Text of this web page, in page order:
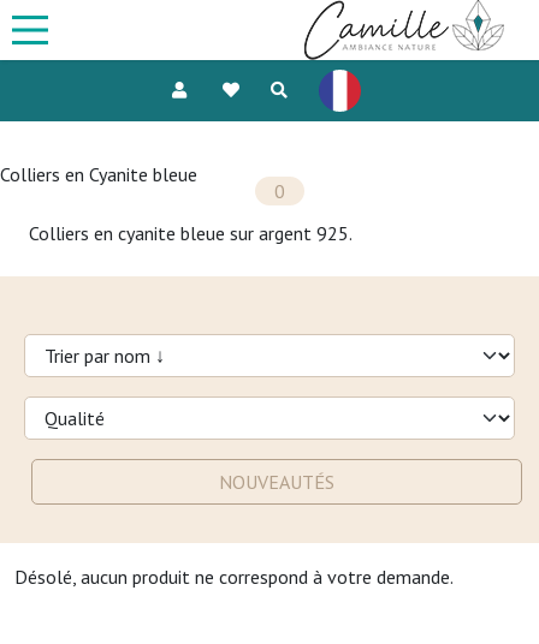
Colliers en Cyanite bleue
0
Colliers en cyanite bleue sur argent 925.
NOUVEAUTÉS
Désolé, aucun produit ne correspond à votre demande.